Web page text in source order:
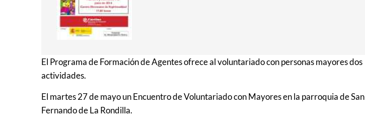
El Programa de Formación de Agentes ofrece al voluntariado con personas mayores dos
actividades.
El martes 27 de mayo un Encuentro de Voluntariado con Mayores en la parroquia de San
Fernando de La Rondilla.